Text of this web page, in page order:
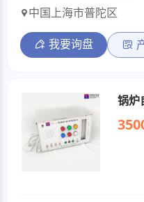
中国上海市普陀区
我要询盘
锅炉